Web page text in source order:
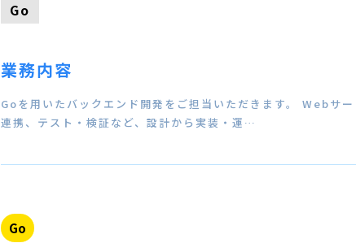
Go
業務内容
Goを用いたバックエンド開発をご担当いただきます。 Webサ
連携、テスト・検証など、設計から実装・運…
Go